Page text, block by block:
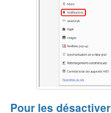
Pour les désactiver